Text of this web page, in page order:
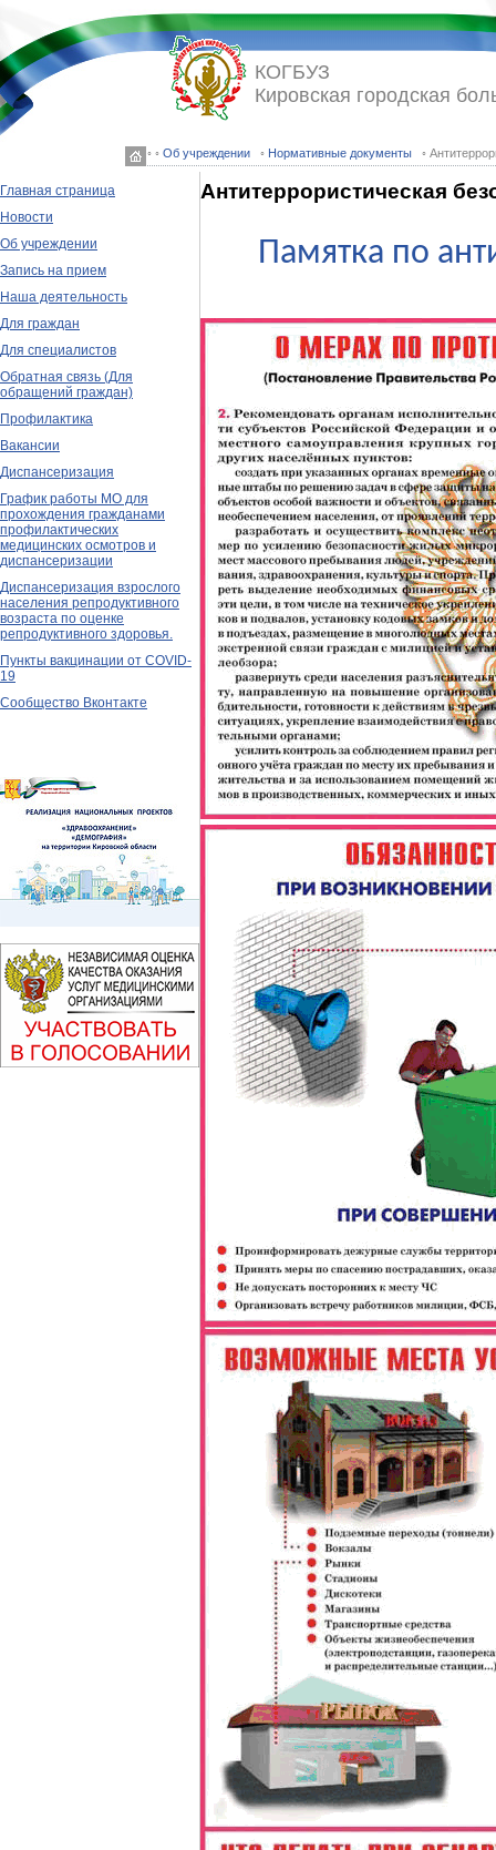
◦ ◦ Об учреждении ◦ Нормативные документы ◦
КОГБУЗ
Кировская городская
Главная страница
Новости
Об учреждении
Запись на прием
Наша деятельность
Для граждан
Для специалистов
Обратная связь (Для
обращений граждан)
Профилактика
Вакансии
Диспансеризация
График работы МО для
прохождения гражданами
профилактических
медицинских осмотров и
диспансеризации
Диспансеризация взрослого
населения репродуктивного
возраста по оценке
репродуктивного здоровья.
Пункты вакцинации от COVID-
19
Сообщество Вконтакте
Антитеррористическая
Памятка по